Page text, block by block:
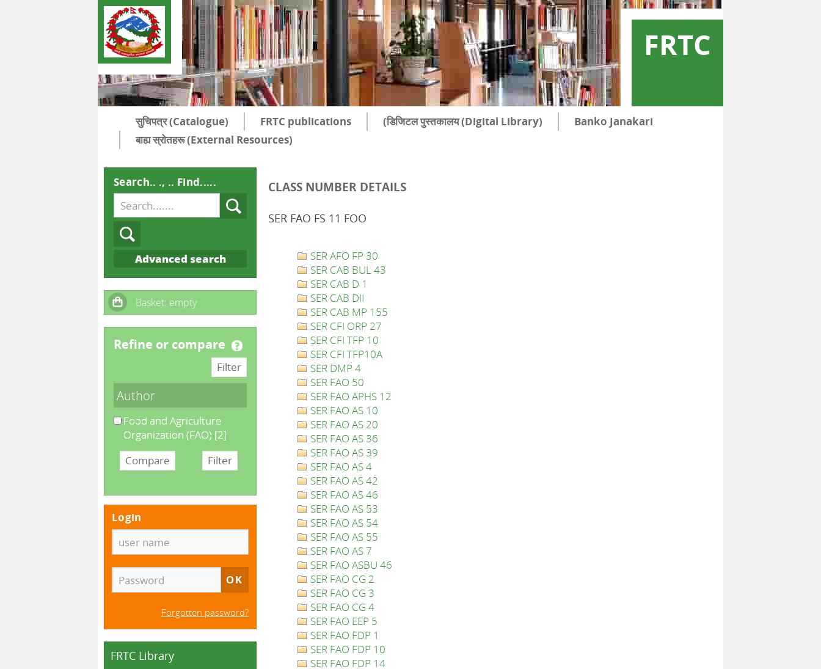
FRTC
सुचिपत्र (Catalogue) FRTC publications (डिजिटल पुस्तकालय (Digital Library)
Banko Janakari
बाह्य स्रोतहरू (External Resources)
CLASS NUMBER DETAILS
SER FAO FS 11 FOO
SER AFO FP 30
SER CAB BUL 43
SER CAB D 1
SER CAB DII
SER CAB MP 155
SER CFI ORP 27
SER CFI TFP 10
SER CFI TFP10A
SER DMP 4
SER FAO 50
SER FAO APHS 12
SER FAO AS 10
SER FAO AS 20
SER FAO AS 36
SER FAO AS 39
SER FAO AS 4
SER FAO AS 42
SER FAO AS 46
SER FAO AS 53
SER FAO AS 54
SER FAO AS 55
SER FAO AS 7
SER FAO ASBU 46
SER FAO CG 2
SER FAO CG 3
SER FAO CG 4
SER FAO EEP 5
SER FAO FDP 1
SER FAO FDP 10
SER FAO FDP 14
Search.. ., .. Find.....
Advanced search
refine or compare
Author
Food and Agriculture
Organization (FAO) [2]
Login
Forgotten password?
FRTC Library